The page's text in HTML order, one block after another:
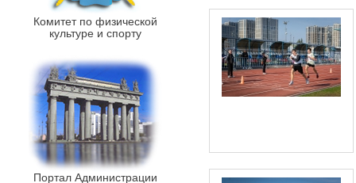
Комитет по физической
культуре и спорту
Портал Администрации